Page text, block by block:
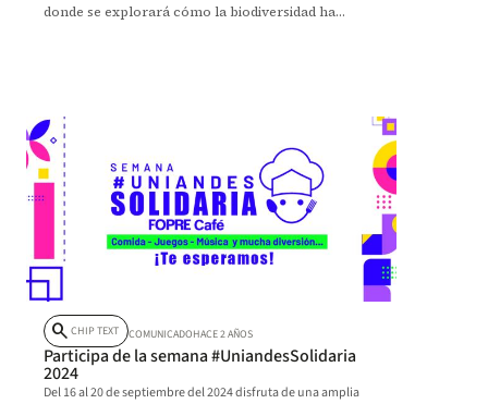
donde se explorará cómo la biodiversidad ha
search CHIP TEXT COMUNICADOHACE 2 AÑOS
Participa de la semana #UniandesSolidaria
2024
Del 16 al 20 de septiembre del 2024 disfruta de una amplia